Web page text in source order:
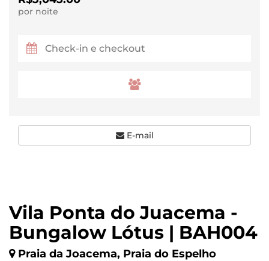
Vila Ponta do Juacema -
Bungalow Lótus | BAH004
Praia da Joacema, Praia do Espelho
por noite
E-mail